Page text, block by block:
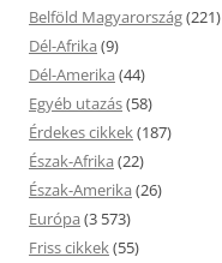
Belföld Magyarország(221)
Dél-Afrika (9)
Dél-Amerika (44)
Egyéb utazás(58)
Érdekes cikkek(187)
Észak-Afrika (22)
Észak-Amerika (26)
Európa (3 573)
Friss cikkek(55)